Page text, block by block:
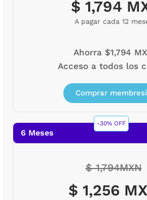
$ 1,794
A pagar cada 12
Ahorra $1,794
Acceso a todos los
Comprar
-30% OFF
6 Meses
$ 1,794MXN
$ 1,256